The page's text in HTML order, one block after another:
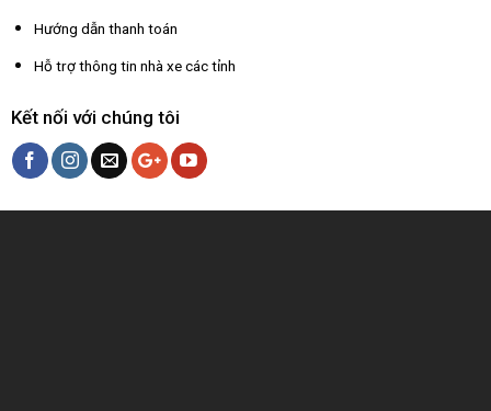
Hướng dẫn thanh toán
Hỗ trợ thông tin nhà xe các tỉnh
Kết nối với chúng tôi